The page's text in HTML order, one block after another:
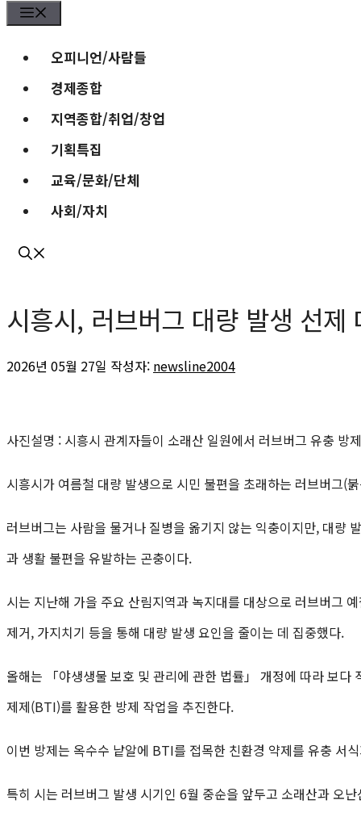
오피니언/사람들
경제종합
지역종합/취업/창업
기획특집
교육/문화/단체
사회/자치
시흥시, 러브버그 대량 발생 선제
2026년 05월 27일 작성자: newsline2004
사진설명 : 시흥시 관계자들이 소래산 일원에서 러브버그 유충 방
시흥시가 여름철 대량 발생으로 시민 불편을 초래하는 러브버그(
러브버그는 사람을 물거나 질병을 옮기지 않는 익충이지만, 대량
과 생활 불편을 유발하는 곤충이다.
시는 지난해 가을 주요 산림지역과 녹지대를 대상으로 러브버그
제거, 가지치기 등을 통해 대량 발생 요인을 줄이는 데 집중했다.
올해는 「야생생물 보호 및 관리에 관한 법률」 개정에 따라 보
제제(BTI)를 활용한 방제 작업을 추진한다.
이번 방제는 옥수수 낱알에 BTI를 접목한 친환경 약제를 유충 서
특히 시는 러브버그 발생 시기인 6월 중순을 앞두고 소래산과 오